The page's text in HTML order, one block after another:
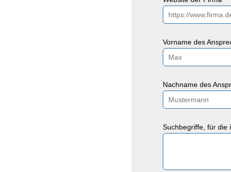
Vorname des
Nachname des
Suchbegriffe, für die